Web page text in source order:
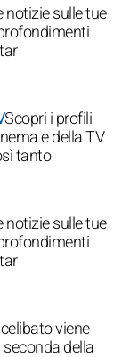
notizie sulle tue
Scopri i profili
e della TV
tanto
notizie sulle tue
viene
della